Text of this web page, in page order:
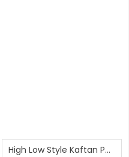
High Low Style Kaftan Pant Set